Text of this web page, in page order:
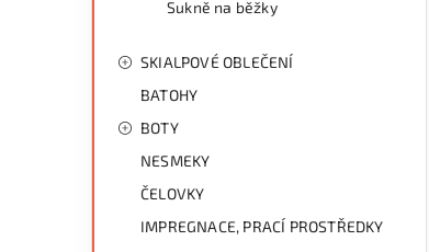
Sukně na běžky
SKIALPOVÉ OBLEČENÍ
BATOHY
BOTY
NESMEKY
ČELOVKY
IMPREGNACE, PRACÍ PROSTŘEDKY